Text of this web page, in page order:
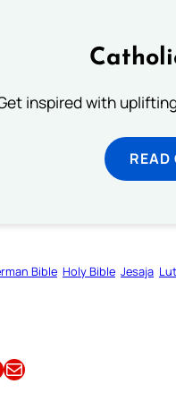
inspired with
READ
Bible Holy Bible Jesaja
Email this Article